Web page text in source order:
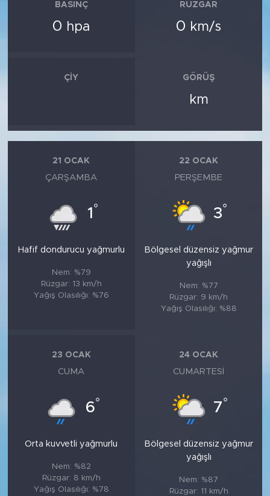
BASINÇ
0 hpa
RÜZGAR
0 km/s
ÇIY GÖRÜŞ
km
21 OCAK
ÇARŞAMBA
1 °
Hafif dondurucu yağmurlu
Nem: %79
Rüzgar: 13 km/h
Yağış Olasılığı: %76
22 OCAK
PERŞEMBE
3°
Bölgesel düzensiz yağmur
yağışlı
Nem: %77
Rüzgar: 9 km/h
Yağış Olasılığı: %88
23 OCAK
CUMA
6°
Orta kuvvetli yağmurlu
Nem: %82
Rüzgar: 8 km/h
Yağış Olasılığı: %78
24 OCAK
CUMARTESI
7°
Bölgesel düzensiz yağmur
yağışlı
Nem: %87
Rüzgar: 11 km/h